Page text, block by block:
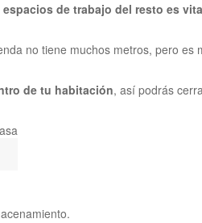
espacios de trabajo del resto es
no tiene muchos metros, pero es
de tu habitación, así podrás